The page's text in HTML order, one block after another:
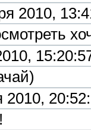
2010,
2010,